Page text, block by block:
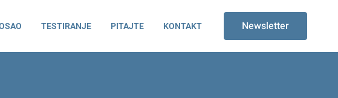
TESTIRANJE PITAJTE KONTAKT Newsletter